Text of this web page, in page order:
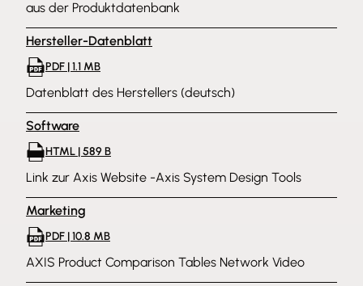
aus der Produktdatenbank
Hersteller-Datenblatt
PDF | 1.1 MB
Datenblatt des Herstellers (deutsch)
Software
HTML | 589 B
Link zur Axis Website -Axis System Design Tools
Marketing
PDF | 10.8 MB
AXIS Product Comparison Tables Network Video